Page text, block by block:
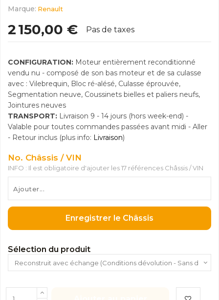
Marque: Renault
2 150,00 € Pas de taxes
CONFIGURATION: Moteur entièrement reconditionné
vendu nu - composé de son bas moteur et de sa culasse
avec : Vilebrequin, Bloc ré-alésé, Culasse éprouvée,
Segmentation neuve, Coussinets bielles et paliers neufs,
Jointures neuves
TRANSPORT: Livraison 9 - 14 jours (hors week-end) -
Valable pour toutes commandes passées avant midi - Aller
- Retour inclus (plus info: Livraison)
No. Châssis / VIN
INFO : Il est obligatoire d'ajouter les 17 références Châssis / VIN
Enregistrer le Châssis
Sélection du produit